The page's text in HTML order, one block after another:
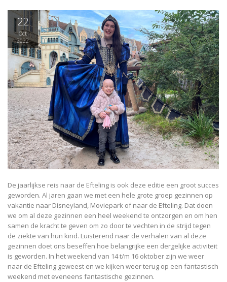
22
Oct
2022
De jaarlijkse reis naar de Efteling is ook deze editie een groot succes
geworden. Al jaren gaan we met een hele grote groep gezinnen op
vakantie naar Disneyland, Moviepark of naar de Efteling. Dat doen
we om al deze gezinnen een heel weekend te ontzorgen en om hen
samen de kracht te geven om zo door te vechten in de strijd tegen
de ziekte van hun kind. Luisterend naar de verhalen van al deze
gezinnen doet ons beseffen hoe belangrijke een dergelijke activiteit
is geworden. In het weekend van 14 t/m 16 oktober zijn we weer
naar de Efteling geweest en we kijken weer terug op een fantastisch
weekend met eveneens fantastische gezinnen.